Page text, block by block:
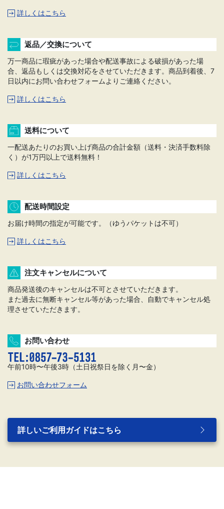
詳しくはこちら
返品／交換について
万一商品に瑕疵があった場合や配送事故による破損があった場
合、返品もしくは交換対応をさせていただきます。商品到着後、7
日以内にお問い合わせフォームよりご連絡ください。
詳しくはこちら
送料について
一配送あたりのお買い上げ商品の合計金額（送料・決済手数料除
く）が1万円以上で送料無料！
詳しくはこちら
配送時間設定
お届け時間の指定が可能です。（ゆうパケットは不可）
詳しくはこちら
注文キャンセルについて
商品発送後のキャンセルは不可とさせていただきます。
また過去に無断キャンセル等があった場合、自動でキャンセル処
理させていただきます。
お問い合わせ
午前10時〜午後3時（土日祝祭日を除く月〜金）
お問い合わせフォーム
詳しいご利用ガイドはこちら